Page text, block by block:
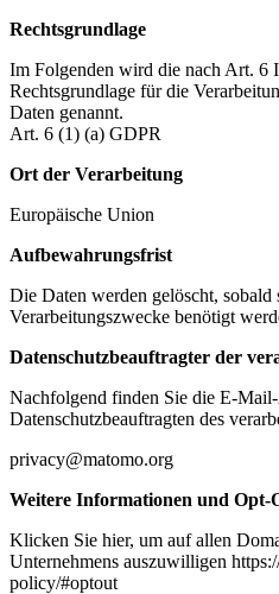
Rechtsgrundlage
Im Folgenden wird die nach Art. 6
Rechtsgrundlage für die
Daten genannt.
Art. 6 (1) (a) GDPR
Ort der Verarbeitung
Europäische Union
Aufbewahrungsfrist
Die Daten werden gelöscht,
Verarbeitungszwecke benötigt
Datenschutzbeauftragter der
Nachfolgend finden Sie die E-Mail-
Datenschutzbeauftragten des
privacy@matomo.org
Weitere Informationen und Opt-
Klicken Sie hier, um auf allen
Unternehmens auszuwilligen
policy/#optout